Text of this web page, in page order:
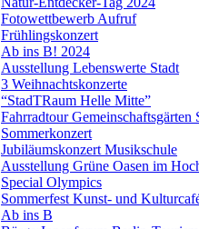
Fotowettbewerb Aufruf
Frühlingskonzert
Ab ins B! 2024
Ausstellung Lebenswerte Stadt
3 Weihnachtskonzerte
“StadTRaum Helle Mitte”
Fahrradtour Gemeinschaftsgärten
Sommerkonzert
Jubiläumskonzert Musikschule
Ausstellung Grüne Oasen im
Special Olympics
Sommerfest Kunst- und
Ab ins B